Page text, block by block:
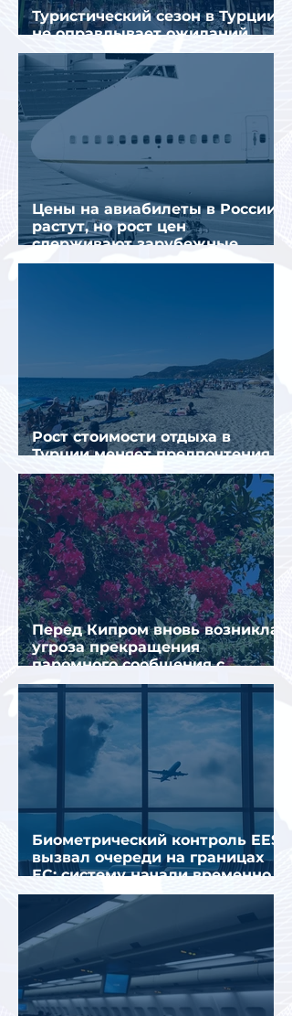
Туристический сезон в Турции
не оправдывает ожиданий
отрасли
Цены на авиабилеты в России
растут, но рост цен
сдерживают зарубежные
конкуренты
Рост стоимости отдыха в
Турции меняет предпочтения
туристов
Перед Кипром вновь возникла
угроза прекращения
паромного сообщения с
Грецией
Биометрический контроль EES
вызвал очереди на границах
ЕС: систему начали временно
отключать